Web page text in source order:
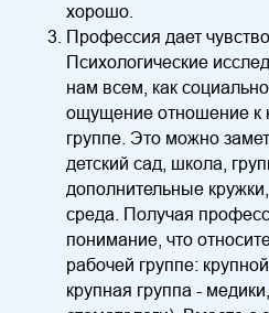
хорошо.
Профессия дает
Психологические
нам всем, как
ощущение отношение к
группе. Это можно
детский сад, школа,
дополнительные
среда. Получая
понимание, что
рабочей группе:
крупная группа -